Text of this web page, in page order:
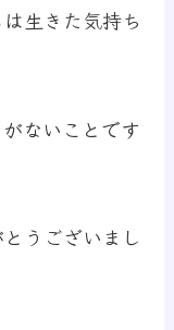
生きた気持ち
ないことです
うございまし